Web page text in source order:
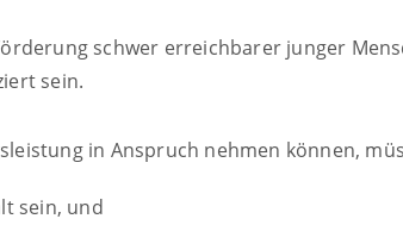
schwer erreichbarer junger
sein.
in Anspruch nehmen können,
sein, und